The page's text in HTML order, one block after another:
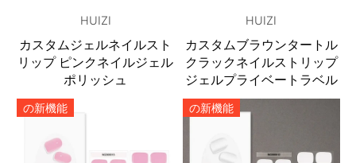
HUIZI
カスタムジェルネイルスト
リップ ピンクネイルジェル
ポリッシュ
HUIZI
カスタムブラウンタートル
クラックネイルストリップ
ジェルプライベートラベル
の新機能 の新機能